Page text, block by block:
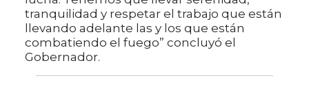
tranquilidad y respetar el trabajo que están
llevando adelante las y los que están
combatiendo el fuego” concluyó el
Gobernador.